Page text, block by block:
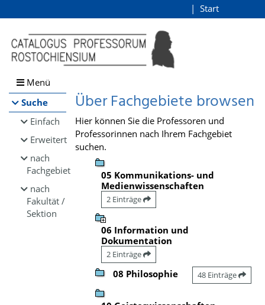
Browsen
direkt zum Inhalt
Start
Menü
Suche
Einfach
Erweitert
nach
Fachgebiet
nach
Fakultät /
Sektion
Über Fachgebiete browsen
Hier können Sie die Professoren und
Professorinnen nach Ihrem Fachgebiet
suchen.
05 Kommunikations- und
Medienwissenschaften
2 Einträge
06 Information und
Dokumentation
2 Einträge
08 Philosophie 48 Einträge